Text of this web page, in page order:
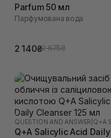
Parfum 50 мл
Парфумована вода
2 140₴2 675₴
QUESTION AND ANSWER
Q+A Salicylic Acid Daily